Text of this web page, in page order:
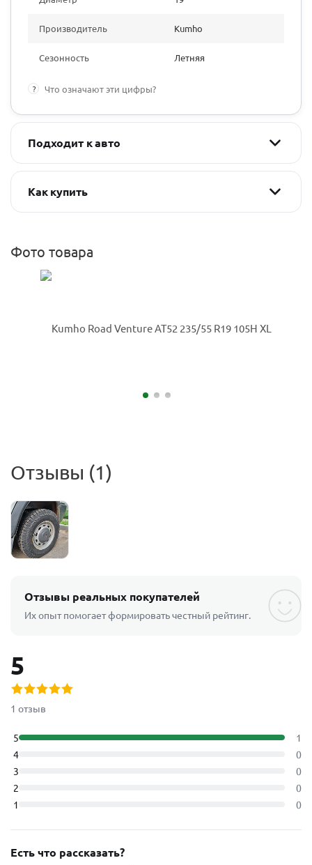
Производитель Kumho
Сезонность Летняя
? Что означают эти цифры?
Подходит к авто
Как купить
Фото товара
Отзывы (1)
Отзывы реальных покупателей
Их опыт помогает формировать честный рейтинг.
5
1 отзыв
5
1
4
0
3
0
2
0
1
0
Есть что рассказать?